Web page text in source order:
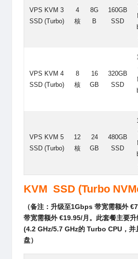
VPS KVM 3
SSD (Turbo)
4
核
8G
B
160GB
SSD
VPS KVM 4
SSD (Turbo)
8
核
16
GB
320GB
SSD
VPS KVM 5
SSD (Turbo)
12
核
24
GB
480GB
SSD
KVM SSD (Turbo
（备注：升级至1Gbps 带宽需额外
带宽需额外 €19.95/月。此套餐主要
(4.2 GHz/5.7 GHz的 Turbo CPU，并
盘）